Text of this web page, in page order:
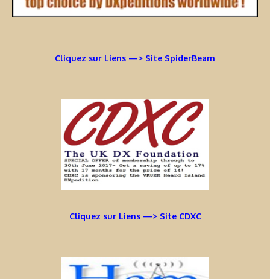
Cliquez sur Liens —> Site SpiderBeam
Cliquez sur Liens —> Site CDXC